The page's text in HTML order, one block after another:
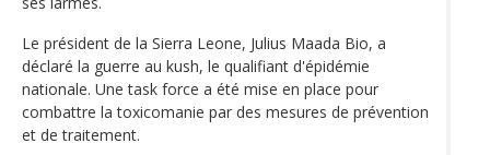
Le président de la Sierra Leone, Julius Maada Bio, a
déclaré la guerre au kush, le qualifiant d'épidémie
nationale. Une task force a été mise en place pour
combattre la toxicomanie par des mesures de prévention
et de traitement.